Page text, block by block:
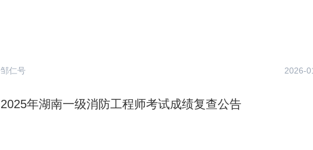
邹仁号 2026-
2025年湖南一级消防工程师考试成绩复查公告